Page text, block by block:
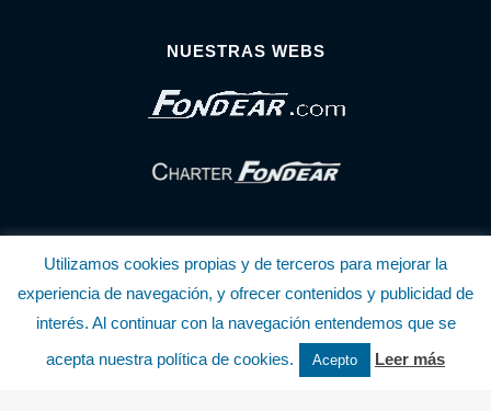
NUESTRAS WEBS
© Copyright Fondear, S.L.
Aunque se consideran exactas, declinamos toda responsabilidad sobre la
Utilizamos cookies propias y de terceros para mejorar la
experiencia de navegación, y ofrecer contenidos y publicidad de
interés. Al continuar con la navegación entendemos que se
acepta nuestra política de cookies.
Acepto Leer más